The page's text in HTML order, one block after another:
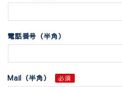
電話番号（半角）
Mail（半角） 必須